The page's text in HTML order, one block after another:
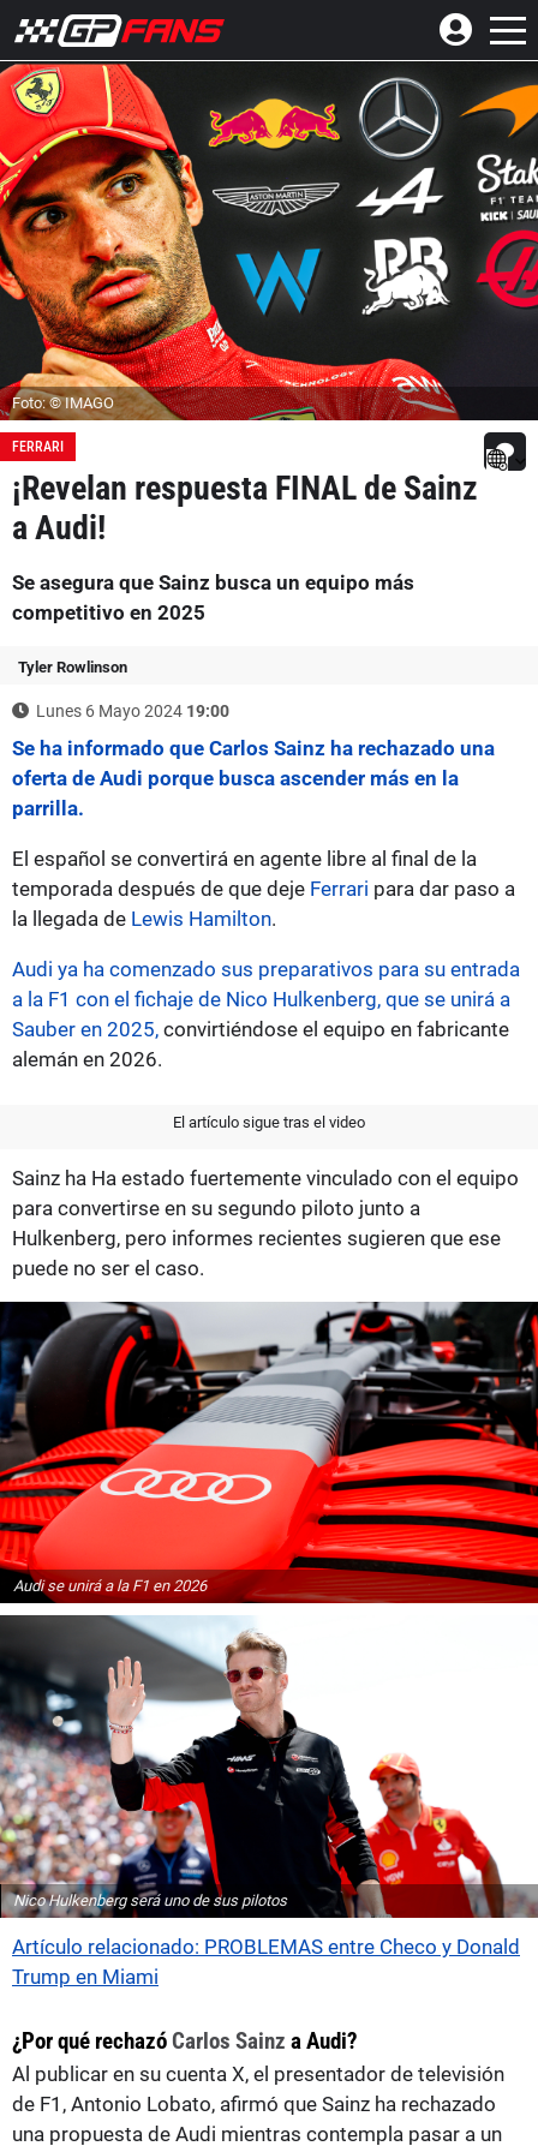
Foto: © IMAGO
FERRARI
¡Revelan respuesta FINAL de Sainz
a Audi!
Se asegura que Sainz busca un equipo más
competitivo en 2025
Tyler Rowlinson
Lunes 6 Mayo 2024 19:00
Se ha informado que Carlos Sainz ha rechazado una
oferta de Audi porque busca ascender más en la
parrilla.
El español se convertirá en agente libre al final de la
temporada después de que deje Ferrari para dar paso a
la llegada de Lewis Hamilton.
Audi ya ha comenzado sus preparativos para su entrada
a la F1 con el fichaje de Nico Hulkenberg, que se unirá a
Sauber en 2025, convirtiéndose el equipo en fabricante
alemán en 2026.
El artículo sigue tras el video
Sainz ha Ha estado fuertemente vinculado con el equipo
para convertirse en su segundo piloto junto a
Hulkenberg, pero informes recientes sugieren que ese
puede no ser el caso.
Audi se unirá a la F1 en 2026
Nico Hulkenberg será uno de sus pilotos
Artículo relacionado: PROBLEMAS entre Checo y Donald
Trump en Miami
¿Por qué rechazóCarlos Sainz a Audi?
Al publicar en su cuenta X, el presentador de televisión
de F1, Antonio Lobato, afirmó que Sainz ha rechazado
una propuesta de Audi mientras contempla pasar a un